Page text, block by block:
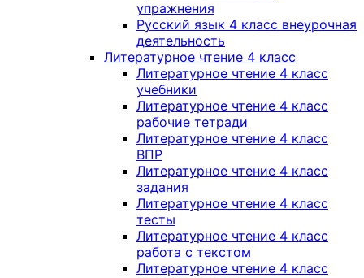
упражнения
Русский язык 4 класс внеурочная
деятельность
Литературное чтение 4 класс
Литературное чтение 4 класс
учебники
Литературное чтение 4 класс
рабочие тетради
Литературное чтение 4 класс
ВПР
Литературное чтение 4 класс
задания
Литературное чтение 4 класс
тесты
Литературное чтение 4 класс
работа с текстом
Литературное чтение 4 класс